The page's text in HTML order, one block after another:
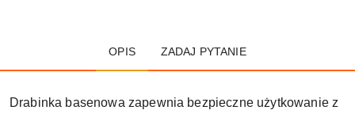
OPIS ZADAJ PYTANIE
Drabinka basenowa zapewnia bezpieczne użytkowanie z